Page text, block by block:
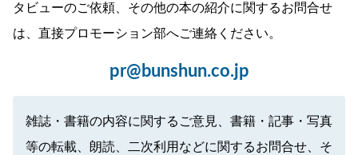
タビューのご依頼、その他の本の紹介に関するお問合せ
は、直接プロモーション部へご連絡ください。
pr@bunshun.co.jp
雑誌・書籍の内容に関するご意見、書籍・記事・写真
等の転載、朗読、二次利用などに関するお問合せ、そ